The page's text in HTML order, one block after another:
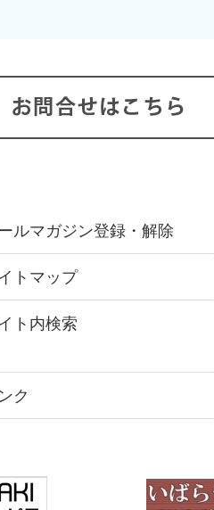
ルマガジン登録・解除
トマップ
ト内検索
ク